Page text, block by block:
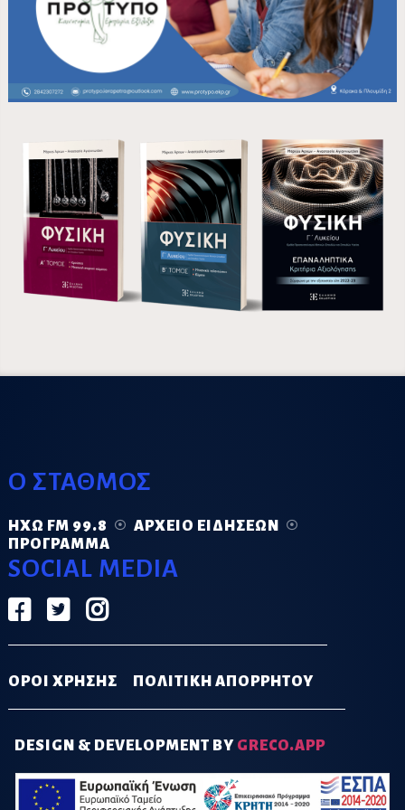
Ο ΣΤΑΘΜΟΣ
ΗΧΏ FM 99.8
ΑΡΧΕΊΟ ΕΙΔΉΣΕΩΝ
ΠΡΌΓΡΑΜΜΑ
SOCIAL MEDIA
ΟΡΟΙ ΧΡΗΣΗΣ ΠΟΛΙΤΙΚΗ ΑΠΟΡΡΗΤΟΥ
DESIGN & DEVELOPMENT BY GRECO.APP